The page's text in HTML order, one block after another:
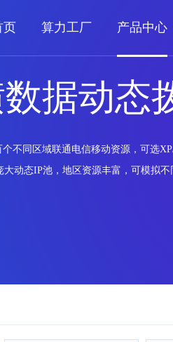
页 算力工厂 产品中心
据动态
不同区域联通电信移动资源，可选
动态IP池，地区资源丰富，可模拟